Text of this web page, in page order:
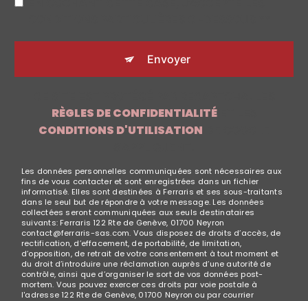
Envoyer
RÈGLES DE CONFIDENTIALITÉET LES
CONDITIONS D'UTILISATION
Les données personnelles communiquées sont nécessaires aux
fins de vous contacter et sont enregistrées dans un fichier
informatisé. Elles sont destinées à Ferraris et ses sous-traitants
dans le seul but de répondre à votre message. Les données
collectées seront communiquées aux seuls destinataires
suivants: Ferraris 122 Rte de Genève, 01700 Neyron
contact@ferraris-sas.com. Vous disposez de droits d’accès, de
rectification, d’effacement, de portabilité, de limitation,
d’opposition, de retrait de votre consentement à tout moment et
du droit d’introduire une réclamation auprès d’une autorité de
contrôle, ainsi que d’organiser le sort de vos données post-
mortem. Vous pouvez exercer ces droits par voie postale à
l'adresse 122 Rte de Genève, 01700 Neyron ou par courrier